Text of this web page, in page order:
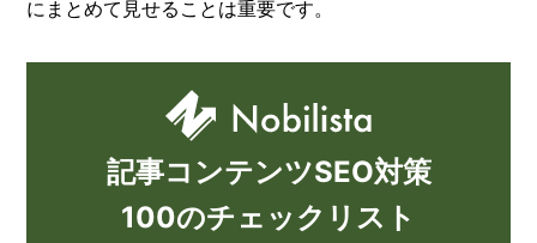
にまとめて見せることは重要です。
記事コンテンツSEO対策
100のチェックリスト